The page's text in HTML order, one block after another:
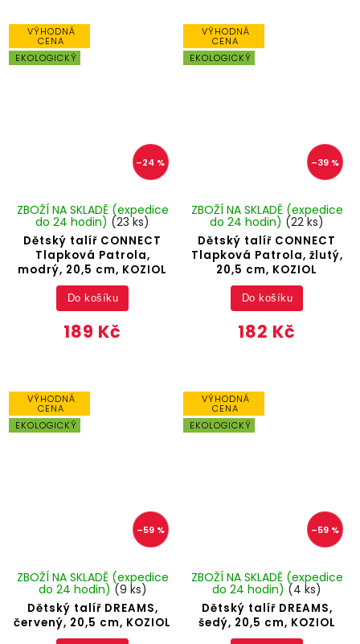
VÝHODNÁ
CENA
EKOLOGICKÝ
–24 %
Dětský talíř CONNECT
Tlapková Patrola,
modrý, 20,5 cm, KOZIOL
ZBOŽÍ NA SKLADĚ (expedice
do 24 hodin) (23 ks)
189 Kč
Do košíku
VÝHODNÁ
CENA
EKOLOGICKÝ
–39 %
Dětský talíř CONNECT
Tlapková Patrola, žlutý,
20,5 cm, KOZIOL
ZBOŽÍ NA SKLADĚ (expedice
do 24 hodin) (22 ks)
182 Kč
Do košíku
VÝHODNÁ
CENA
EKOLOGICKÝ
–59 %
Dětský talíř DREAMS,
červený, 20,5 cm, KOZIOL
ZBOŽÍ NA SKLADĚ (expedice
do 24 hodin) (9 ks)
VÝHODNÁ
CENA
EKOLOGICKÝ
–59 %
Dětský talíř DREAMS,
šedý, 20,5 cm, KOZIOL
ZBOŽÍ NA SKLADĚ (expedice
do 24 hodin) (4 ks)